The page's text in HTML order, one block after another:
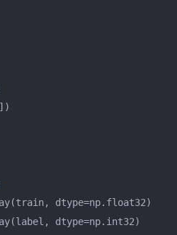
dtype=np.float32)
dtype=np.int32)